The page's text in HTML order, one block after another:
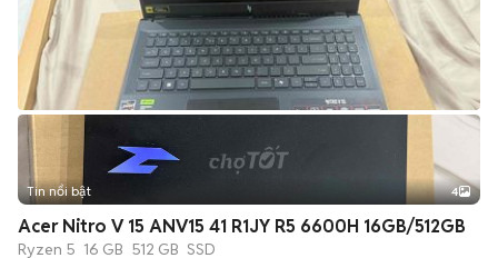
Tin nổi bật 4
Acer Nitro V 15 ANV15 41 R1JY R5 6600H 16GB/512GB
Ryzen 5 16 GB 512 GB SSD